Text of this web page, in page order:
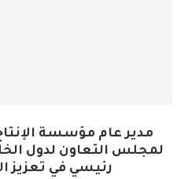
مدير عام مؤسسة
لمجلس التعاون لدول
رئيسي في تعزيز